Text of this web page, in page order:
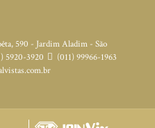
590 - Jardim Aladim - São
5920-3920
(011) 99966-1963